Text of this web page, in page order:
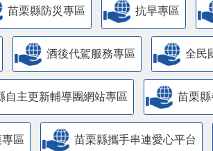
苗栗縣防災專區 抗旱專區
酒後代駕服務專區 全民
自主更新輔導團網站專區 苗栗
區 苗栗縣攜手串連愛心平台